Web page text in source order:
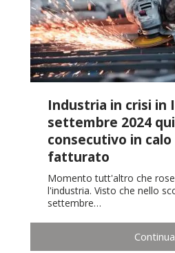
Industria in crisi in
settembre 2024
consecutivo in
fatturato
Momento tutt'altro che
l'industria. Visto che nello
settembre…
Continua